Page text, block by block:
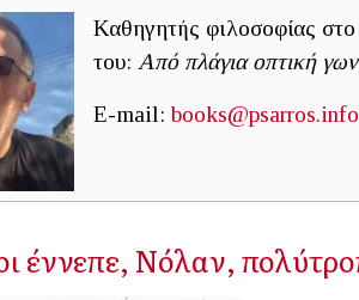
Καθηγητής φιλοσοφίας
του: Από πλάγια οπτική
E-mail:books@psarros.info
έννεπε, Νόλαν,